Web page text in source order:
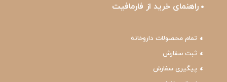
راهنمای خرید از فارمافیت
تمام محصولات داروخانه
ثبت سفارش
پیگیری سفارش